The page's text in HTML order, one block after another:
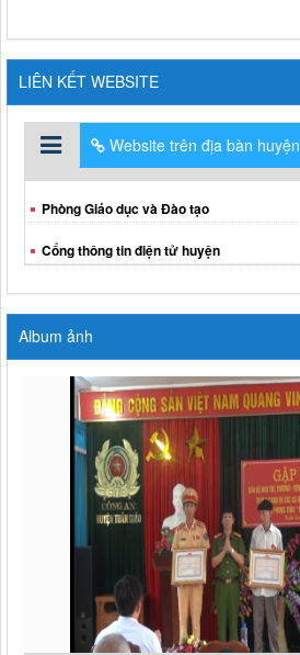
LIÊN KẾT WEBSITE
Website trên địa bàn huyện
Phòng Giáo dục và Đào tạo
Cổng thông tin điện tử huyện
Album ảnh